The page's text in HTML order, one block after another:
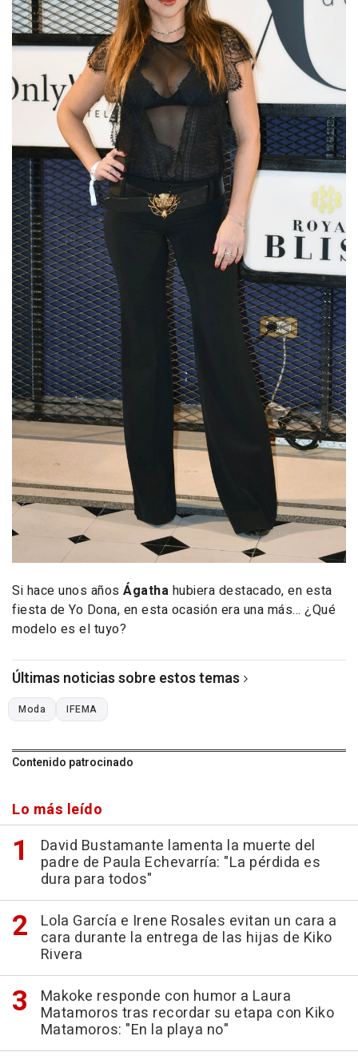
Si hace unos años Ágatha hubiera destacado, en esta
fiesta de Yo Dona, en esta ocasión era una más... ¿Qué
modelo es el tuyo?
Últimas noticias sobre estos temas
Moda IFEMA
Contenido patrocinado
Lo más leído
David Bustamante lamenta la muerte del
padre de Paula Echevarría: "La pérdida es
dura para todos"
Lola García e Irene Rosales evitan un cara a
cara durante la entrega de las hijas de Kiko
Rivera
Makoke responde con humor a Laura
Matamoros tras recordar su etapa con Kiko
Matamoros: "En la playa no"